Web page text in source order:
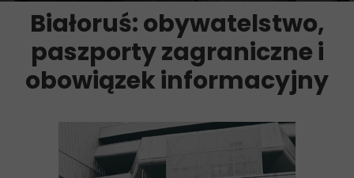
Białoruś: obywatelstwo,
paszporty zagraniczne i
obowiązek informacyjny